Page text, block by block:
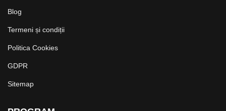
Blog
Termeni și condiții
Politica Cookies
GDPR
Sitemap